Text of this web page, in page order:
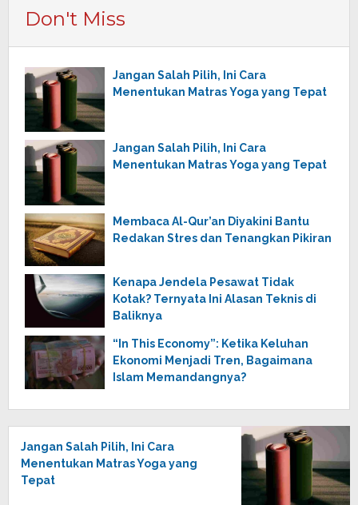
Don't Miss
Jangan Salah Pilih, Ini Cara
Menentukan Matras Yoga yang Tepat
Jangan Salah Pilih, Ini Cara
Menentukan Matras Yoga yang Tepat
Membaca Al-Qur’an Diyakini Bantu
Redakan Stres dan Tenangkan Pikiran
Kenapa Jendela Pesawat Tidak
Kotak? Ternyata Ini Alasan Teknis di
Baliknya
“In This Economy”: Ketika Keluhan
Ekonomi Menjadi Tren, Bagaimana
Islam Memandangnya?
Jangan Salah Pilih, Ini Cara
Menentukan Matras Yoga yang
Tepat